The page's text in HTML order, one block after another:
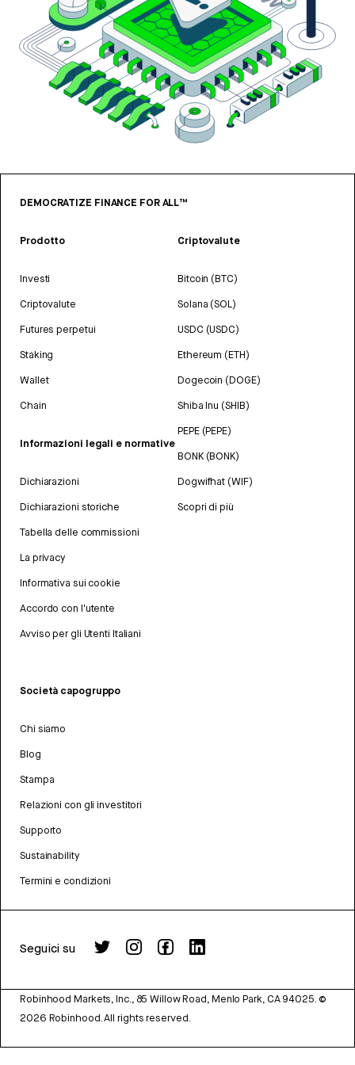
DEMOCRATIZE FINANCE FOR ALL™
Prodotto
Investi
Criptovalute
Futures perpetui
Staking
Wallet
Chain
Informazioni legali e normative
Dichiarazioni
Dichiarazioni storiche
Tabella delle commissioni
La privacy
Informativa sui cookie
Accordo con l'utente
Avviso per gli Utenti Italiani
Criptovalute
Bitcoin (BTC)
Solana (SOL)
USDC (USDC)
Ethereum (ETH)
Dogecoin (DOGE)
Shiba Inu (SHIB)
PEPE (PEPE)
BONK (BONK)
Dogwifhat (WIF)
Scopri di più
Società capogruppo
Chi siamo
Blog
Stampa
Relazioni con gli investitori
Supporto
Sustainability
Termini e condizioni
Seguici su
Robinhood Markets, Inc., 85 Willow Road, Menlo Park, CA 94025. ©
2026 Robinhood. All rights reserved.